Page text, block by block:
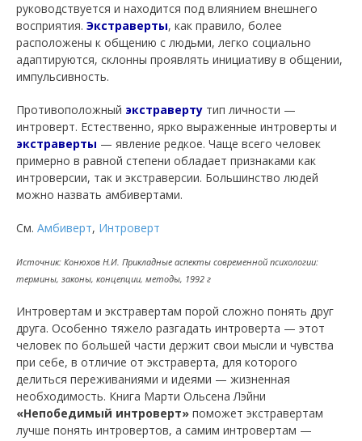
руководствуется и находится под влиянием внешнего
восприятия. Экстраверты, как правило, более
расположены к общению с людьми, легко социально
адаптируются, склонны проявлять инициативу в общении,
импульсивность.
Противоположный экстраверту тип личности —
интроверт. Естественно, ярко выраженные интроверты и
экстраверты — явление редкое. Чаще всего человек
примерно в равной степени обладает признаками как
интроверсии, так и экстраверсии. Большинство людей
можно назвать амбивертами.
См. Амбиверт, Интроверт
Источник: Конюхов Н.И. Прикладные аспекты современной психологии:
термины, законы, концепции, методы, 1992 г
Интровертам и экстравертам порой сложно понять друг
друга. Особенно тяжело разгадать интроверта — этот
человек по большей части держит свои мысли и чувства
при себе, в отличие от экстраверта, для которого
делиться переживаниями и идеями — жизненная
необходимость. Книга Марти Ольсена Лэйни
«Непобедимый интроверт» поможет экстравертам
лучше понять интровертов, а самим интровертам —